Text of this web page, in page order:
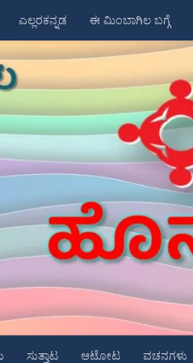
ಎಲ್ಲರಕನ್ನಡ ಈ ಮಿಂಬಾಗಿಲ ಬಗ್ಗೆ
ಸುತ್ತಾಟ ಆಟೋಟ ವಚನಗಳು